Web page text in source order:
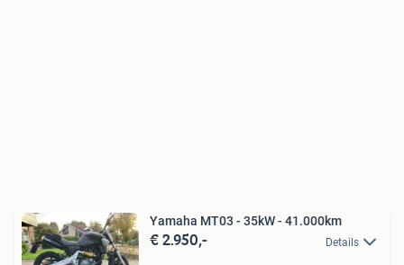
Yamaha MT03 - 35kW - 41.000km
€ 2.950,- Details